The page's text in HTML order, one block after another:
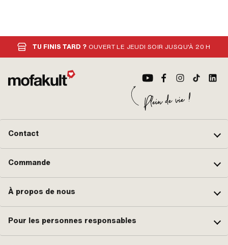
TU FINIS TARD ? OUVERT LE JEUDI SOIR JUSQU'À 20 H
Contact
Commande
À propos de nous
Pour les personnes responsables